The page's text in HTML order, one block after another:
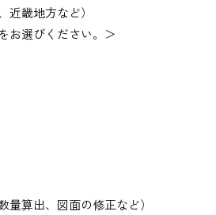
近畿地方など）
お選びください。＞
算出、図面の修正など）